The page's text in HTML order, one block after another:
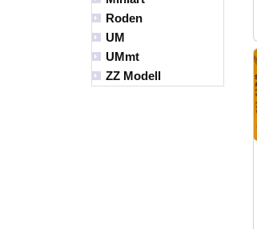
Roden
UM
UMmt
ZZ Modell